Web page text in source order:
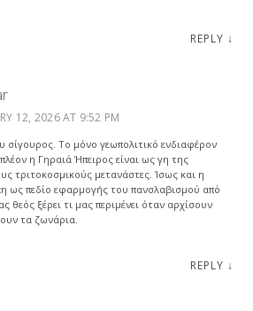
REPLY ↓
12, 2026 AT 9:52 PM
σίγουρος. Το μόνο γεωπολιτικό ενδιαφέρον
η Γηραιά Ήπειρος είναι ως γη της
τριτοκοσμικούς μετανάστες. Ίσως και η
ως πεδίο εφαρμογής του πανσλαβισμού από
θεός ξέρει τι μας περιμένει όταν αρχίσουν
τα ζωνάρια.
REPLY ↓